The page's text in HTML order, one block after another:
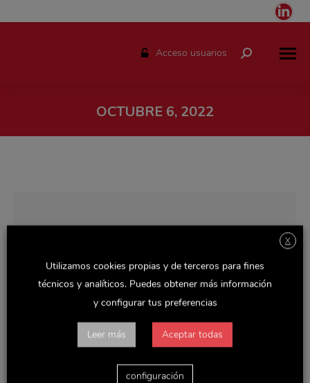
Acceso usuarios Buscar:
OCTUBRE 6, 2022
X
Utilizamos cookies propias y de terceros para fines
técnicos y analíticos. Puedes obtener más información
y configurar tus preferencias
Leer más Aceptar todas
configuración